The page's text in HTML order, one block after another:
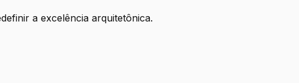
a excelência arquitetônica.